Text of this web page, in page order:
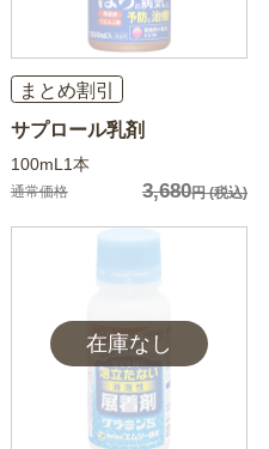
まとめ割引
サプロール乳剤
100mL1本
通常価格 3,680円(税込)